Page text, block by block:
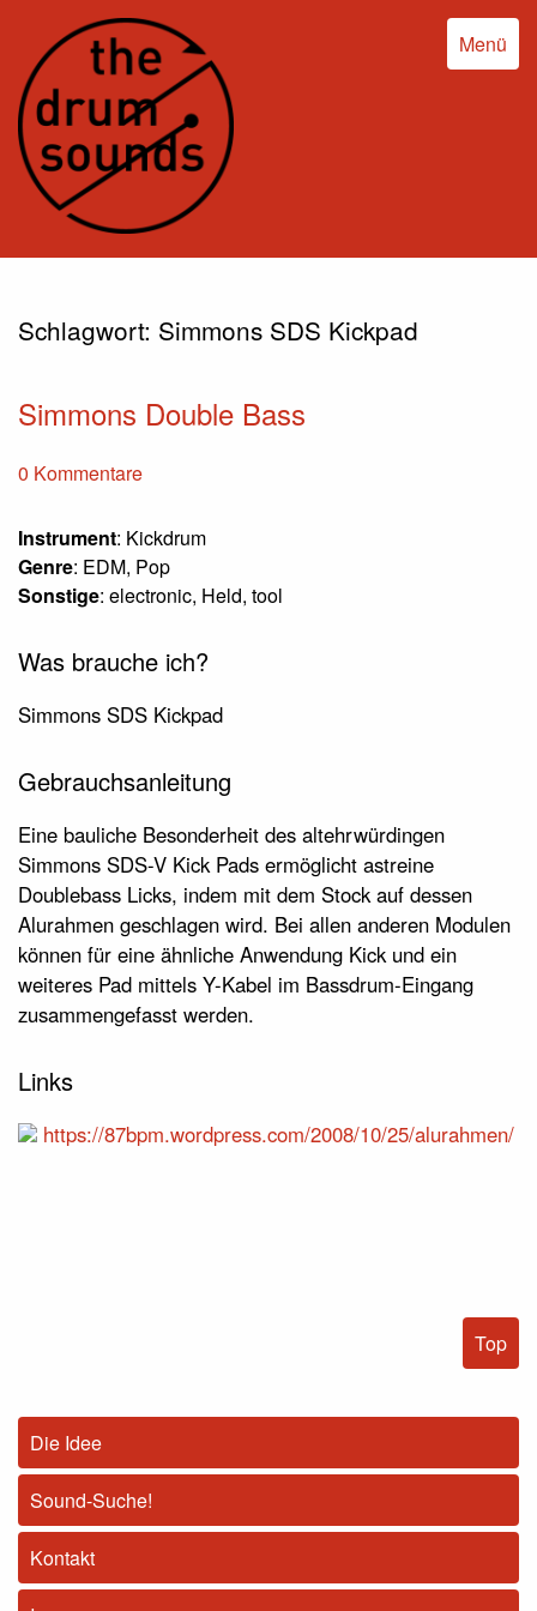
Menü
Schlagwort: Simmons SDS Kickpad
Simmons Double Bass
0 Kommentare
Instrument: Kickdrum
Genre: EDM, Pop
Sonstige: electronic, Held, tool
Was brauche ich?
Simmons SDS Kickpad
Gebrauchsanleitung
Eine bauliche Besonderheit des altehrwürdingen
Simmons SDS-V Kick Pads ermöglicht astreine
Doublebass Licks, indem mit dem Stock auf dessen
Alurahmen geschlagen wird. Bei allen anderen Modulen
können für eine ähnliche Anwendung Kick und ein
weiteres Pad mittels Y-Kabel im Bassdrum-Eingang
zusammengefasst werden.
Links
https://87bpm.wordpress.com/2008/10/25/alurahmen/
Top
Die Idee
Sound-Suche!
Kontakt